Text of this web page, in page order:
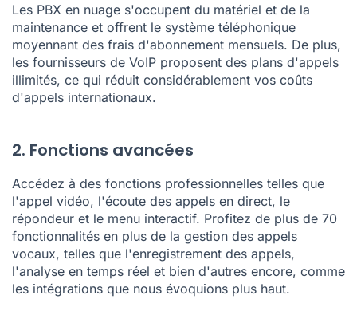
Les PBX en nuage s'occupent du matériel et de la
maintenance et offrent le système téléphonique
moyennant des frais d'abonnement mensuels. De plus,
les fournisseurs de VoIP proposent des plans d'appels
illimités, ce qui réduit considérablement vos coûts
d'appels internationaux.
2. Fonctions avancées
Accédez à des fonctions professionnelles telles que
l'appel vidéo, l'écoute des appels en direct, le
répondeur et le menu interactif. Profitez de plus de 70
fonctionnalités en plus de la gestion des appels
vocaux, telles que l'enregistrement des appels,
l'analyse en temps réel et bien d'autres encore, comme
les intégrations que nous évoquions plus haut.